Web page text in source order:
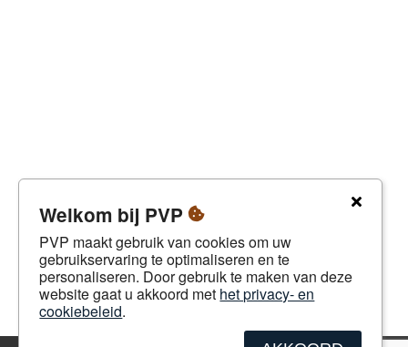
Welkom bij PVP
PVP maakt gebruik van cookies om uw
gebruikservaring te optimaliseren en te
personaliseren. Door gebruik te maken van deze
website gaat u akkoord met het privacy- en
cookiebeleid.